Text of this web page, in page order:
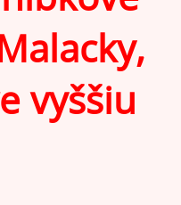
vyššiu